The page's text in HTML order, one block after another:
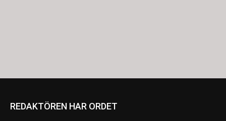
REDAKTÖREN HAR ORDET